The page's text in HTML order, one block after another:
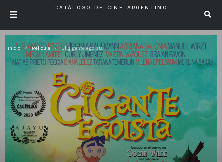
CATÁLOGO DE CINE ARGENTINO
Inicio Pelicula El gigante egoista